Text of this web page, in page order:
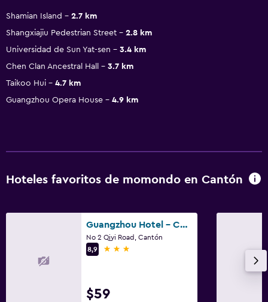
Shamian Island
2.7 km
Shangxiajiu Pedestrian Street
2.8 km
Universidad de Sun Yat-sen
3.4 km
Chen Clan Ancestral Hall
3.7 km
Taikoo Hui
4.7 km
Guangzhou Opera House
4.9 km
Hoteles favoritos de momondo en Cantón
Guangzhou Hotel - Canton Fair Free Shuttle Bus
No 2 Qiyi Road, Cantón
8,9
3 estrellas
$59